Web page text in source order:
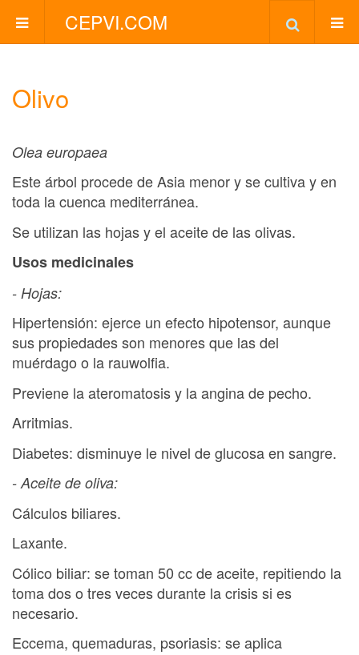
CEPVI.COM
Olivo
Olea europaea
Este árbol procede de Asia menor y se cultiva y en
toda la cuenca mediterránea.
Se utilizan las hojas y el aceite de las olivas.
Usos medicinales
- Hojas:
Hipertensión: ejerce un efecto hipotensor, aunque
sus propiedades son menores que las del
muérdago o la rauwolfia.
Previene la ateromatosis y la angina de pecho.
Arritmias.
Diabetes: disminuye le nivel de glucosa en sangre.
- Aceite de oliva:
Cálculos biliares.
Laxante.
Cólico biliar: se toman 50 cc de aceite, repitiendo la
toma dos o tres veces durante la crisis si es
necesario.
Eccema, quemaduras, psoriasis: se aplica